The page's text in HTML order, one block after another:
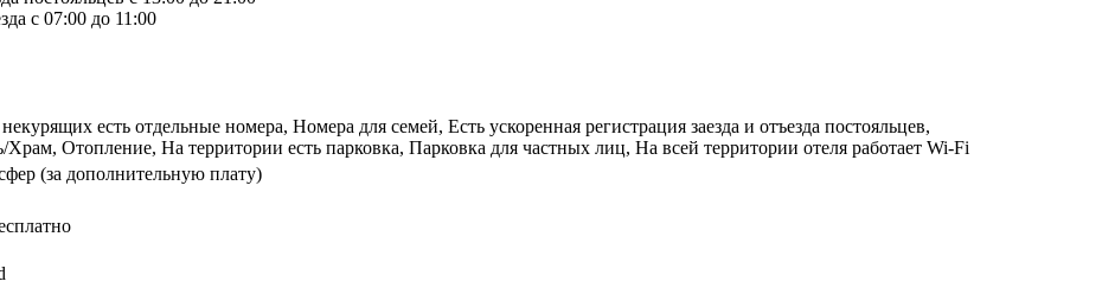
с 07:00 до 11:00
есть отдельные номера, Номера для семей, Есть ускоренная регистрация заезда и отъезда постояльцев,
Отопление, На территории есть парковка, Парковка для частных лиц, На всей территории отеля работает Wi-Fi
(за дополнительную плату)